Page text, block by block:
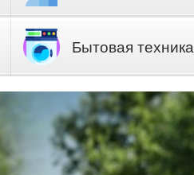
Бытовая техника